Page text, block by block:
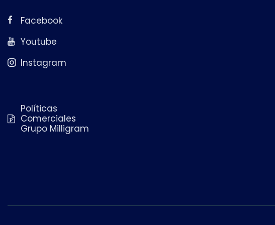
Facebook
Youtube
Instagram
Políticas
Comerciales
Grupo Milligram